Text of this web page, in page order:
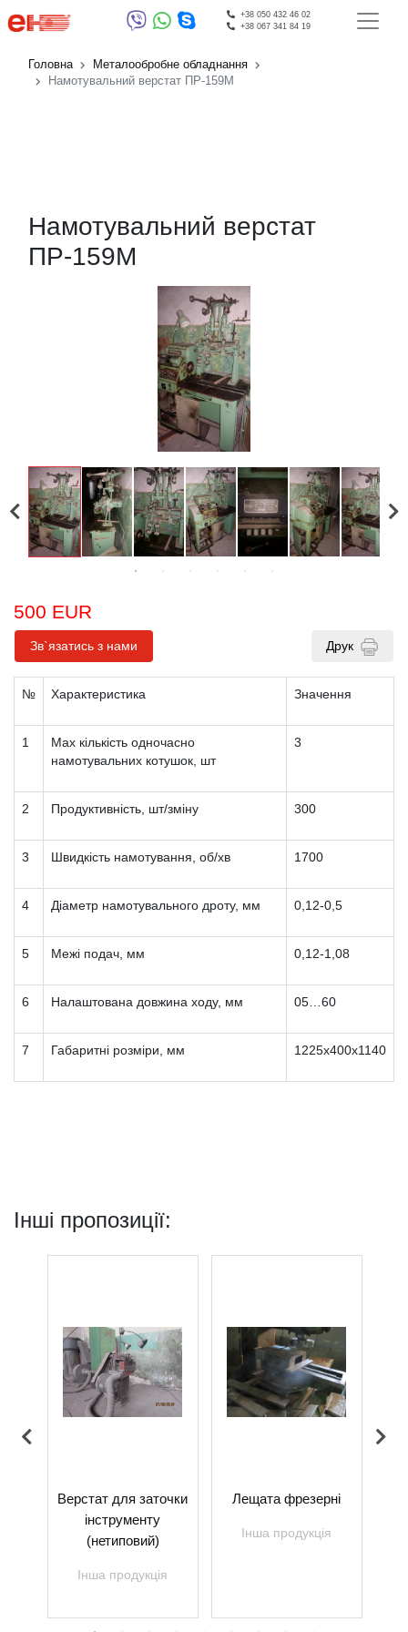
+38 050 432 46 02
+38 067 341 84 19
Головна
Металообробне обладнання
Намотувальний верстат ПР-159М
Намотувальний верстат
ПР-159М
500 EUR
Зв`язатись з нами Друк
№ Характеристика Значення
1
Мах кількість одночасно
намотувальних котушок, шт
3
2 Продуктивність, шт/зміну 300
3 Швидкість намотування, об/хв 1700
4 Діаметр намотувального дроту, мм 0,12-0,5
5 Межі подач, мм 0,12-1,08
6 Налаштована довжина ходу, мм 05…60
7 Габаритні розміри, мм 1225х400х1140
Інші пропозиції:
Верстат для заточки
інструменту
(нетиповий)
Інша продукція
Лещата фрезерні
Інша продукція